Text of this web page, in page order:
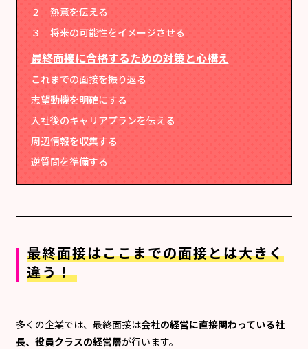
２ 熱意を伝える
３ 将来の可能性をイメージさせる
最終面接に合格するための対策と心構え
これまでの面接を振り返る
志望動機を明確にする
入社後のキャリアプランを伝える
周辺情報を収集する
逆質問を準備する
最終面接はここまでの面接とは大きく
違う！
多くの企業では、最終面接は会社の経営に直接関わっている社
長、役員クラスの経営層が行います。